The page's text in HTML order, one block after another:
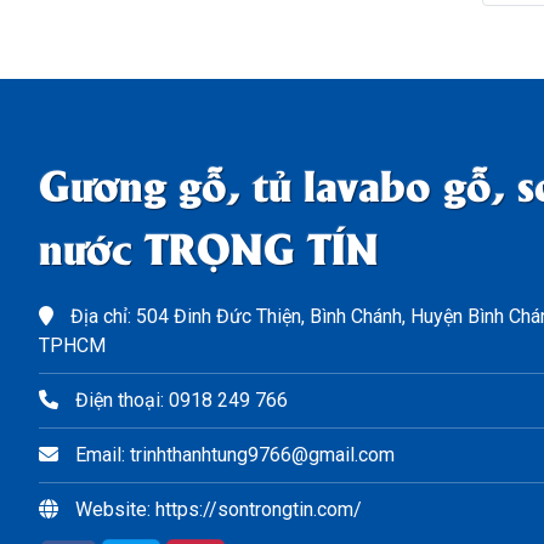
Gương gỗ, tủ lavabo gỗ,
nước TRỌNG TÍN
Địa chỉ: 504 Đinh Đức Thiện, Bình Chánh, Huyện Bình
TPHCM
Điện thoại: 0918 249 766
Email: trinhthanhtung9766@gmail.com
Website: https://sontrongtin.com/